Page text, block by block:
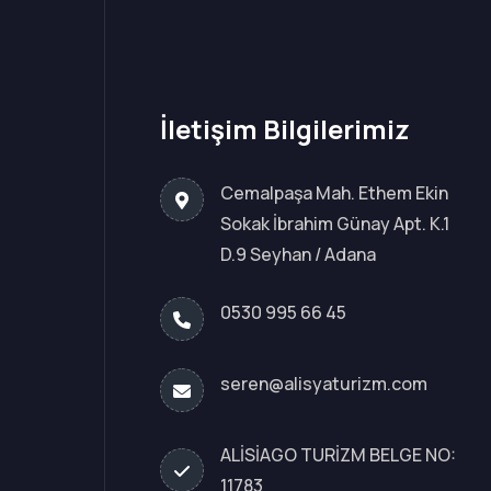
İletişim Bilgilerimiz
Cemalpaşa Mah. Ethem Ekin
Sokak İbrahim Günay Apt. K.1
D.9 Seyhan / Adana
0530 995 66 45
seren@alisyaturizm.com
ALİSİAGO TURİZM BELGE NO:
11783